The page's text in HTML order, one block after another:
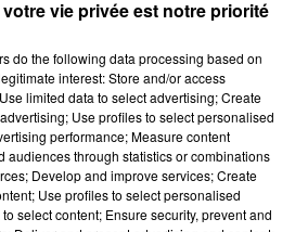
vie privée est notre priorité
do the following data processing based on
interest: Store and/or access
limited data to select advertising; Create
Use profiles to select personalised
performance; Measure content
audiences through statistics or combinations
Develop and improve services; Create
Use profiles to select personalised
select content; Ensure security, prevent and